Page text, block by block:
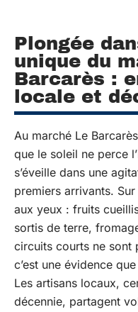
Plongée
unique du
Barcarès :
locale et
Au marché Le
que le soleil ne perce
s’éveille dans une
premiers arrivants.
aux yeux : fruits
sortis de terre,
circuits courts ne sont
c’est une évidence
Les artisans locaux,
décennie, partagent